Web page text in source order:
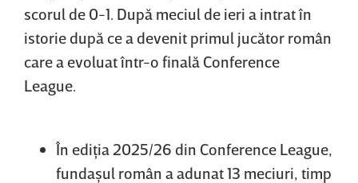
scorul de 0-1. După meciul de ieri a intrat în
istorie după ce a devenit primul jucător român
care a evoluat într-o finală Conference
League.
În ediţia 2025/26 din Conference League,
fundaşul român a adunat 13 meciuri, timp